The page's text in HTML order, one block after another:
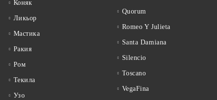
Коняк
Ликьор
Мастика
Ракия
Ром
Текила
Узо
Quorum
Romeo Y Julieta
Santa Damiana
Silencio
Toscano
VegaFina